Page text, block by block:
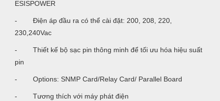
ESISPOWER
- Điện áp đầu ra có thể cài đặt: 200, 208, 220,
230,240Vac
- Thiết kế bộ sạc pin thông minh để tối ưu hóa hiệu suất
pin
- Options: SNMP Card/Relay Card/ Parallel Board
- Tương thích với máy phát điện